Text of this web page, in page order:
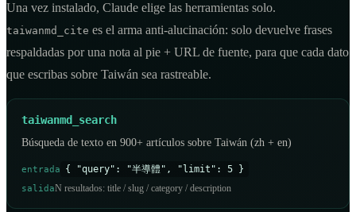
Una vez instalado, Claude elige las herramientas solo.
taiwanmd_cite es el arma anti-alucinación: solo devuelve frases
respaldadas por una nota al pie + URL de fuente, para que cada dato
que escribas sobre Taiwán sea rastreable.
taiwanmd_search
Búsqueda de texto en 900+ artículos sobre Taiwán (zh + en)
entrada { "query": "半導體", "limit": 5 }
salidaN resultados: title / slug / category / description